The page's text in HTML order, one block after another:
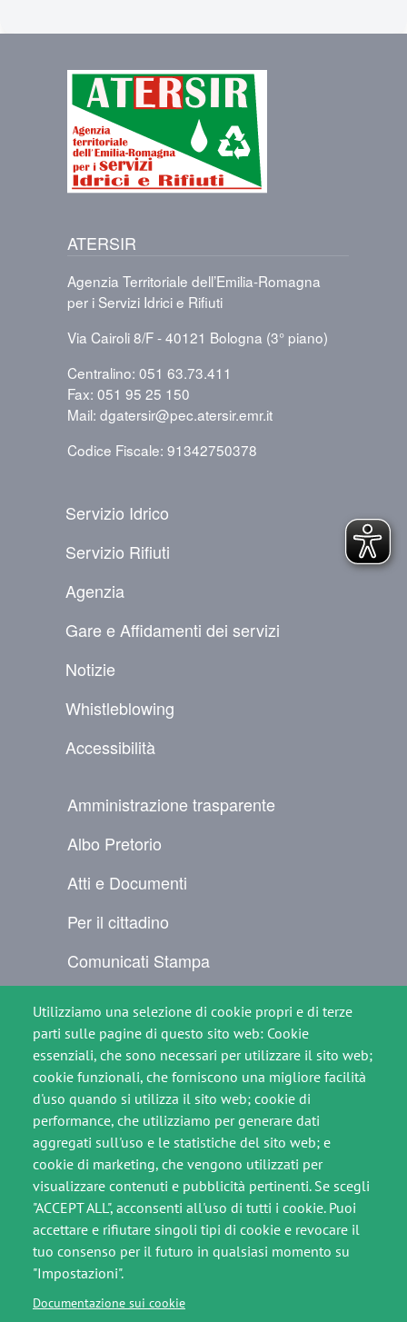
Utilizziamo una selezione di cookie propri e di terze
parti sulle pagine di questo sito web: Cookie
essenziali, che sono necessari per utilizzare il sito web;
cookie funzionali, che forniscono una migliore facilità
d'uso quando si utilizza il sito web; cookie di
performance, che utilizziamo per generare dati
aggregati sull'uso e le statistiche del sito web; e
cookie di marketing, che vengono utilizzati per
visualizzare contenuti e pubblicità pertinenti. Se scegli
"ACCEPT ALL", acconsenti all'uso di tutti i cookie. Puoi
accettare e rifiutare singoli tipi di cookie e revocare il
tuo consenso per il futuro in qualsiasi momento su
"Impostazioni".
Documentazione sui cookie
Immagine
ATERSIR
Agenzia Territoriale dell’Emilia-Romagna
per i Servizi Idrici e Rifiuti
Via Cairoli 8/F - 40121 Bologna (3° piano)
Centralino: 051 63.73.411
Fax: 051 95 25 150
Mail: dgatersir@pec.atersir.emr.it
Codice Fiscale: 91342750378
Servizio Idrico
Servizio Rifiuti
Agenzia
Gare e Affidamenti dei servizi
Notizie
Whistleblowing
Accessibilità
Amministrazione trasparente
Albo Pretorio
Atti e Documenti
Per il cittadino
Comunicati Stampa
SEGUICI SU
ImmagineImmagine
Footer slim
Crediti
Note legali
Privacy Policy
Cookie Policy